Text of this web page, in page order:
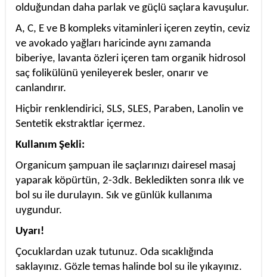
olduğundan daha parlak ve güçlü saçlara kavuşulur.
A, C, E ve B kompleks vitaminleri içeren zeytin, ceviz
ve avokado yağları haricinde aynı zamanda
biberiye, lavanta özleri içeren tam organik hidrosol
saç folikülünü yenileyerek besler, onarır ve
canlandırır.
Hiçbir renklendirici, SLS, SLES, Paraben, Lanolin ve
Sentetik ekstraktlar içermez.
Kullanım Şekli:
Organicum şampuan ile saçlarınızı dairesel masaj
yaparak köpürtün, 2-3dk. Bekledikten sonra ılık ve
bol su ile durulayın. Sık ve günlük kullanıma
uygundur.
Uyarı!
Çocuklardan uzak tutunuz. Oda sıcaklığında
saklayınız. Gözle temas halinde bol su ile yıkayınız.